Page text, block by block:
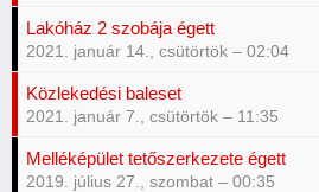
Lakóház 2 szobája égett
2021. január 14., csütörtök – 02:04
Közlekedési baleset
2021. január 7., csütörtök – 11:35
Melléképület tetőszerkezete égett
2019. július 27., szombat – 00:35